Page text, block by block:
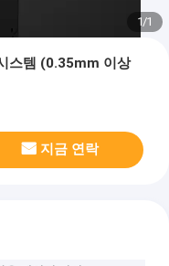
1/1
스템 (0.35mm 이상
지금 연락